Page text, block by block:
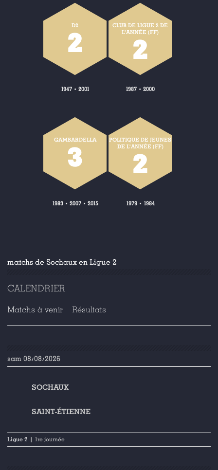
D2
2
1947• 2001
CLUB DE LIGUE 2 DE
L'ANNÉE (FF)
2
1987 • 2000
GAMBARDELLA
3
1983• 2007• 2015
POLITIQUE DE JEUNES
DE L'ANNÉE (FF)
2
1979• 1984
matchs de Sochaux en Ligue 2
CALENDRIER
Matchs à venir Résultats
sam 08/08/2026
SOCHAUX
SAINT-ÉTIENNE
Ligue 2 | 1re journée